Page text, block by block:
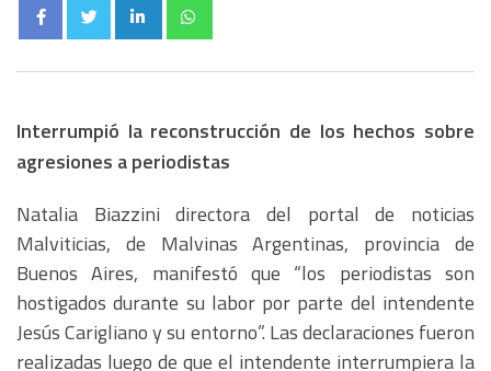
Interrumpió la reconstrucción de los hechos sobre
agresiones a periodistas
Natalia Biazzini directora del portal de noticias
Malviticias, de Malvinas Argentinas, provincia de
Buenos Aires, manifestó que “los periodistas son
hostigados durante su labor por parte del intendente
Jesús Carigliano y su entorno”. Las declaraciones fueron
realizadas luego de que el intendente interrumpiera la